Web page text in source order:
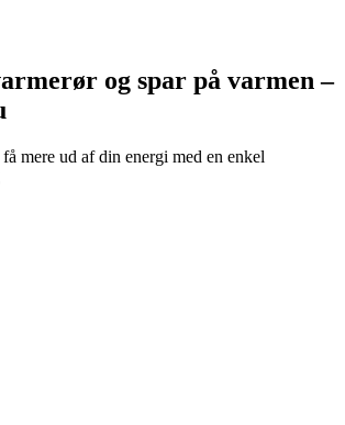
og spar på varmen –
mere ud af din energi med en enkel